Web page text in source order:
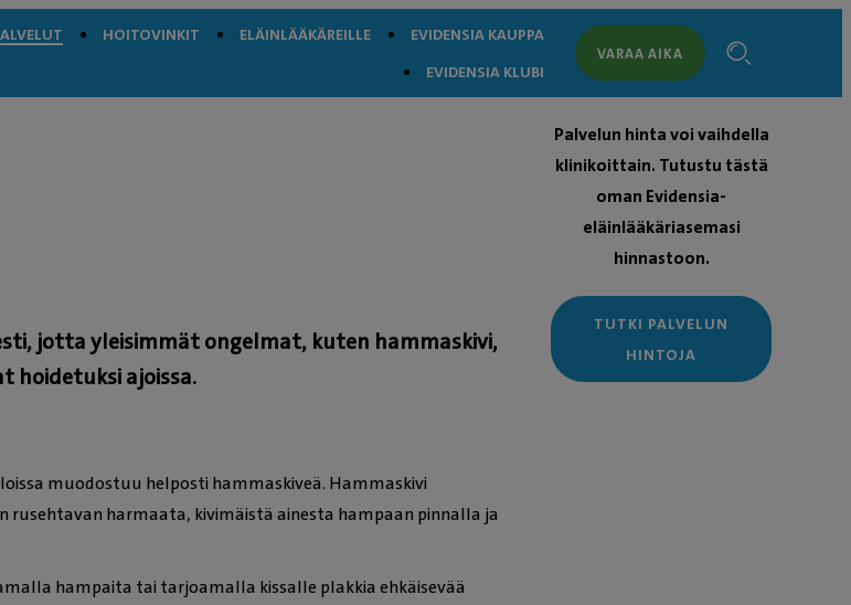
HOITOVINKIT ELÄINLÄÄKÄREILLE
EVIDENSIA KAUPPA
EVIDENSIA KLUBI
VARAA AIKA
jotta yleisimmät ongelmat, kuten hammaskivi,
hoidetuksi ajoissa.
muodostuu helposti hammaskiveä. Hammaskivi
harmaata, kivimäistä ainesta hampaan pinnalla ja
hampaita tai tarjoamalla kissalle plakkia ehkäisevää
Palvelun hinta voi vaihdella
klinikoittain. Tutustu tästä
oman Evidensia-
eläinlääkäriasemasi
hinnastoon.
TUTKI PALVELUN
HINTOJA